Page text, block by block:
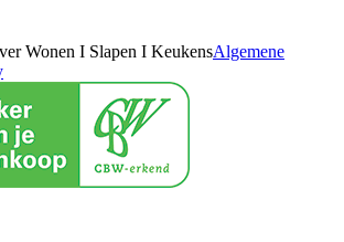
Wonen I Slapen I KeukensAlgemene